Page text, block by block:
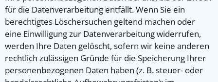
für die Datenverarbeitung entfällt. Wenn Sie ein
berechtigtes Löschersuchen geltend machen oder
eine Einwilligung zur Datenverarbeitung widerrufen,
werden Ihre Daten gelöscht, sofern wir keine anderen
rechtlich zulässigen Gründe für die Speicherung Ihrer
personenbezogenen Daten haben (z. B. steuer- oder